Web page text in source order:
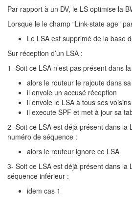
Par rapport à un DV, le LS optimise la
Lorsque le le champ “Link-state age”
Le LSA est supprimé de la base
Sur réception d’un LSA :
1- Soit ce LSA n’est pas présent dans
alors le routeur le rajoute dans
il envoie un accusé réception
il envoie le LSA à tous ses voisins
il execute SPF et met à jour sa
2- Soit ce LSA est déjà présent dans la
numéro de séquence :
alors le routeur ignore ce LSA
3- Soit ce LSA est déjà présent dans la
séquence inférieur :
idem cas 1